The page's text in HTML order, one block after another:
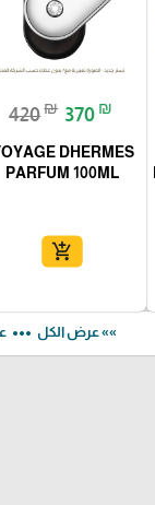
420₪ 370 ₪
DHERMES
PARFUM 100ML
add_shopping_cart
»» عرض الكل more_horiz